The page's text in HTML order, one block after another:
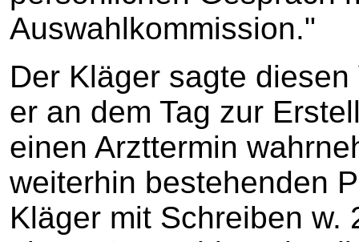
Auswahlkommission."
Der Kläger sagte
er an dem Tag zur
einen Arzttermin
weiterhin bestehenden
Kläger mit Schreiben w.